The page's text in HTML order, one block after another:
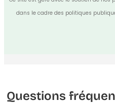
dans le cadre des politiques
Questions